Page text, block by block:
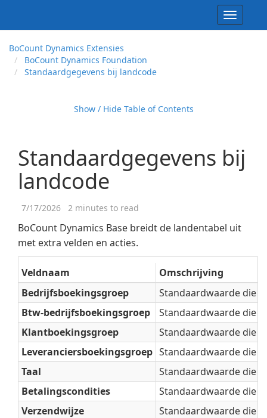
Toggle
BoCount Dynamics Extensies
BoCount Dynamics Foundation
Standaardgegevens bij landcode
Show / Hide Table of Contents
Standaardgegevens bij
landcode
7/17/2026 2 minutes to read
BoCount Dynamics Base breidt de landentabel uit
met extra velden en acties.
Veldnaam
Omschrijving
Bedrijfsboekingsgroep
Standaardwaarde die
Btw-bedrijfsboekingsgroep
Standaardwaarde die
Klantboekingsgroep
Standaardwaarde die
Leveranciersboekingsgroep Standaardwaarde die
Taal
Standaardwaarde die
Betalingscondities
Standaardwaarde die
Verzendwijze
Standaardwaarde die